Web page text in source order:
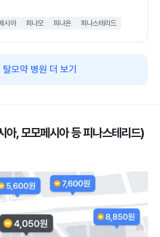
시아 피나모 피나온 피나스테리드
모약 병원 더 보기
아, 모모페시아 등 피나스테리드)